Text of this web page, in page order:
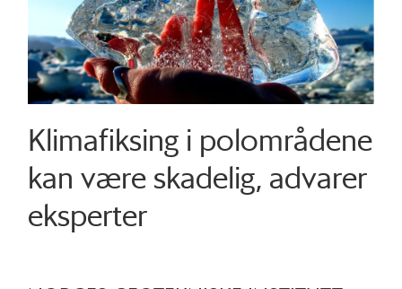
Klimafiksing i polområdene
kan være skadelig, advarer
eksperter